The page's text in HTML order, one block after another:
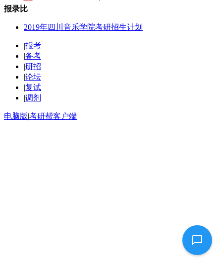
报录比
2019年四川音乐学院考研招生计划
|报考
|备考
|研招
|论坛
|复试
|调剂
电脑版|考研帮客户端